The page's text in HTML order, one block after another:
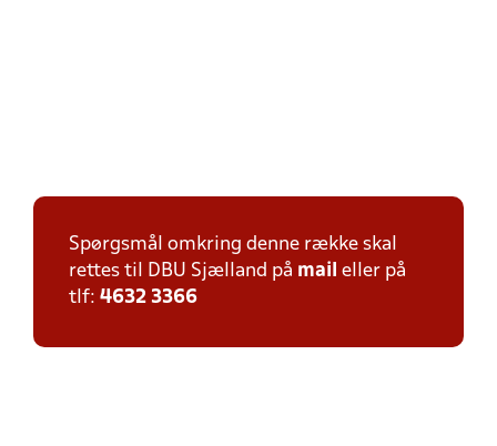
Spørgsmål omkring denne række skal
rettes til DBU Sjælland på mail eller på
tlf: 4632 3366